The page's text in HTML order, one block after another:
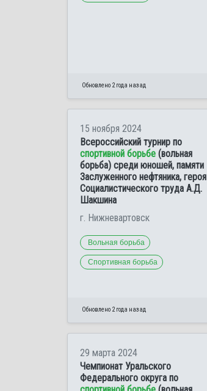
Обновлено 2 года назад
15 ноября 2024
Всероссийский турнир по
спортивной борьбе (вольная
борьба) среди юношей, памяти
Заслуженного нефтяника, героя
Социалистического труда А.Д.
Шакшина
г. Нижневартовск
Вольная борьба
Спортивная борьба
Обновлено 2 года назад
29 марта 2024
Чемпионат Уральского
Федерального округа по